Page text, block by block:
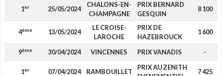
1er 25/05/2024
CHALONS-EN-
CHAMPAGNE
PRIX BERNARD
GESQUIN
8 100
4ème 13/05/2024
LE CROISE-
LAROCHE
PRIX DE
HAZEBROUCK
1 600
9ème 30/04/2024 VINCENNES PRIX VANADIS -
1er 07/04/2024 RAMBOUILLET
PRIX AU ZENITH
7 425